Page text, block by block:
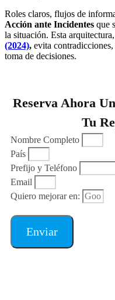
Roles claros, flujos de
Acción ante Incidentes que
la situación. Esta
(2024), evita
toma de decisiones.
Reserva Ahora
Tu
Nombre Completo
País
Prefijo y Teléfono
Email
Quiero mejorar en:
Enviar